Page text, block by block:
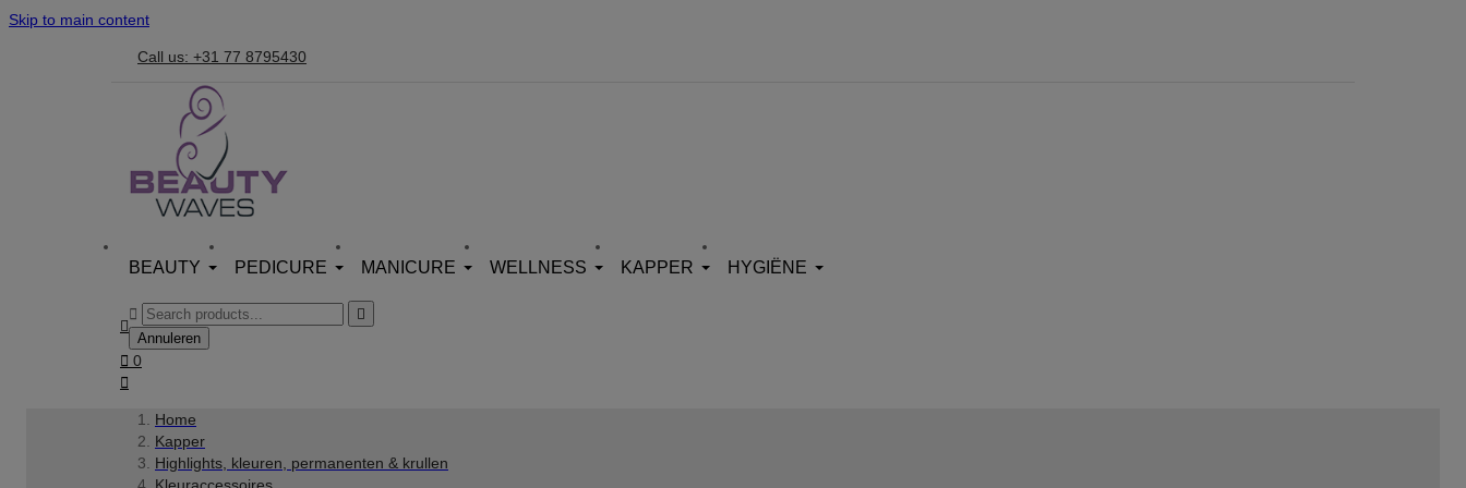
Skip to main content
Call us: +31 77 8795430
BEAUTY PEDICURE MANICURE WELLNESS KAPPER HYGIËNE



Annuleren
 0

Home
Kapper
Highlights, kleuren, permanenten & krullen